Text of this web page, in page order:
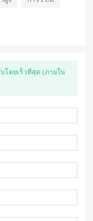
โดยเร็วที่สุด (ภายใน